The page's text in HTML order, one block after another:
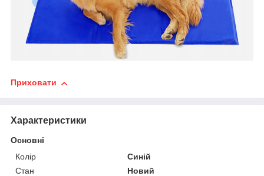
Приховати
Характеристики
Основні
Колір
Синій
Стан
Новий